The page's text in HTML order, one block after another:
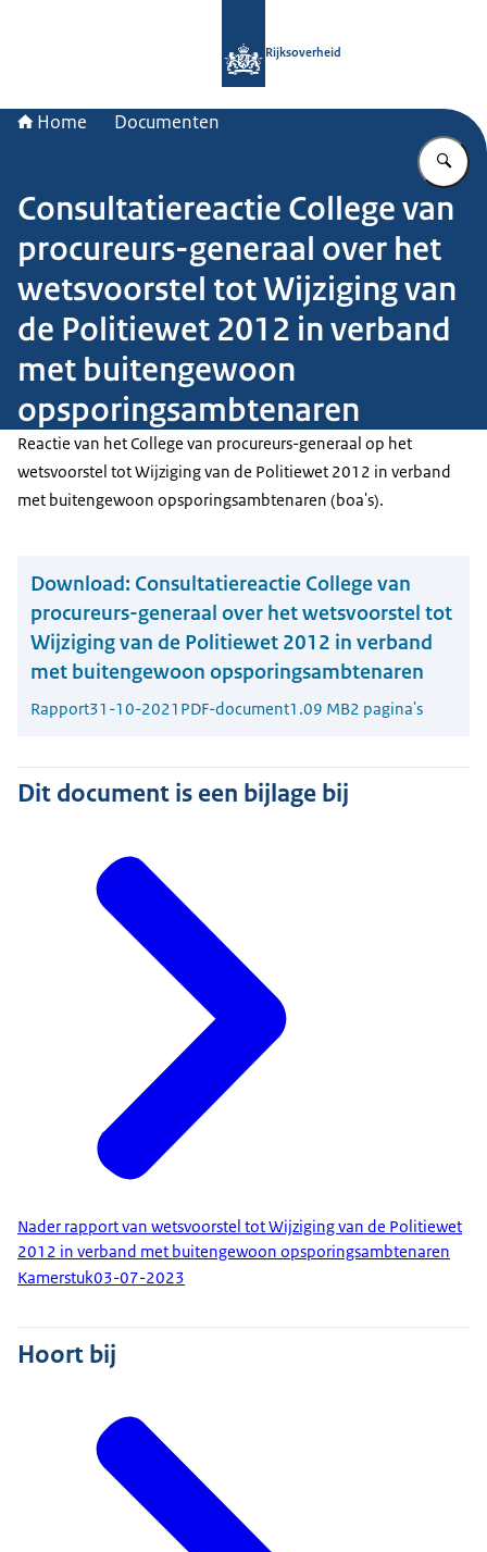
Rijksoverheid
Home Documenten
Consultatiereactie College van
procureurs-generaal over het
wetsvoorstel tot Wijziging van
de Politiewet 2012 in verband
met buitengewoon
opsporingsambtenaren
Reactie van het College van procureurs-generaal op het
wetsvoorstel tot Wijziging van de Politiewet 2012 in verband
met buitengewoon opsporingsambtenaren (boa's).
Download: Consultatiereactie College van
procureurs-generaal over het wetsvoorstel tot
Wijziging van de Politiewet 2012 in verband
met buitengewoon opsporingsambtenaren
Rapport31-10-2021 PDF-document1.09 MB2 pagina's
Dit document is een bijlage bij
Nader rapport van wetsvoorstel tot Wijziging van de Politiewet
2012 in verband met buitengewoon opsporingsambtenaren
Kamerstuk03-07-2023
Hoort bij